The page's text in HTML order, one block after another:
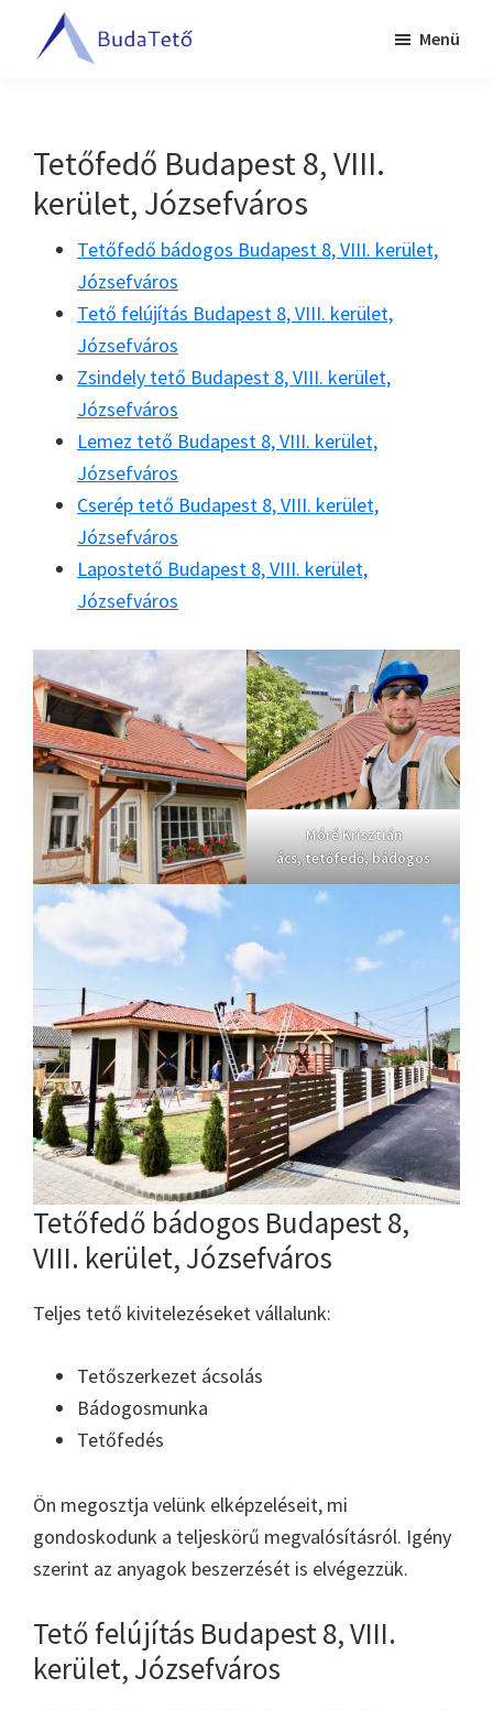
Pest
megyében
Menü
Tetőfedő Budapest 8, VIII.
kerület, Józsefváros
Tetőfedő bádogos Budapest 8, VIII. kerület,
Józsefváros
Tető felújítás Budapest 8, VIII. kerület,
Józsefváros
Zsindely tető Budapest 8, VIII. kerület,
Józsefváros
Lemez tető Budapest 8, VIII. kerület,
Józsefváros
Cserép tető Budapest 8, VIII. kerület,
Józsefváros
Lapostető Budapest 8, VIII. kerület,
Józsefváros
Móré Krisztián
ács, tetőfedő, bádogos
Tetőfedő bádogos Budapest 8,
VIII. kerület, Józsefváros
Teljes tető kivitelezéseket vállalunk:
Tetőszerkezet ácsolás
Bádogosmunka
Tetőfedés
Ön megosztja velünk elképzeléseit, mi
gondoskodunk a teljeskörű megvalósításról. Igény
szerint az anyagok beszerzését is elvégezzük.
Tető felújítás Budapest 8, VIII.
kerület, Józsefváros